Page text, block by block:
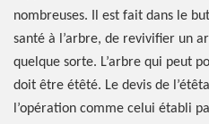
nombreuses. Il est fait dans le
santé à l’arbre, de revivifier un
quelque sorte. L’arbre qui peut
doit être étêté. Le devis de
l’opération comme celui établi